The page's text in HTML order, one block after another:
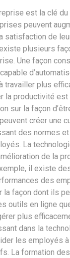
est la clé du
peuvent
satisfaction de
plusieurs
Une façon
travailler plus
la productivité
sur la façon
créer une
des normes
La
de la
il existe
des
façon dont ils
outils en ligne
plus
dans la
les employés à
La formation